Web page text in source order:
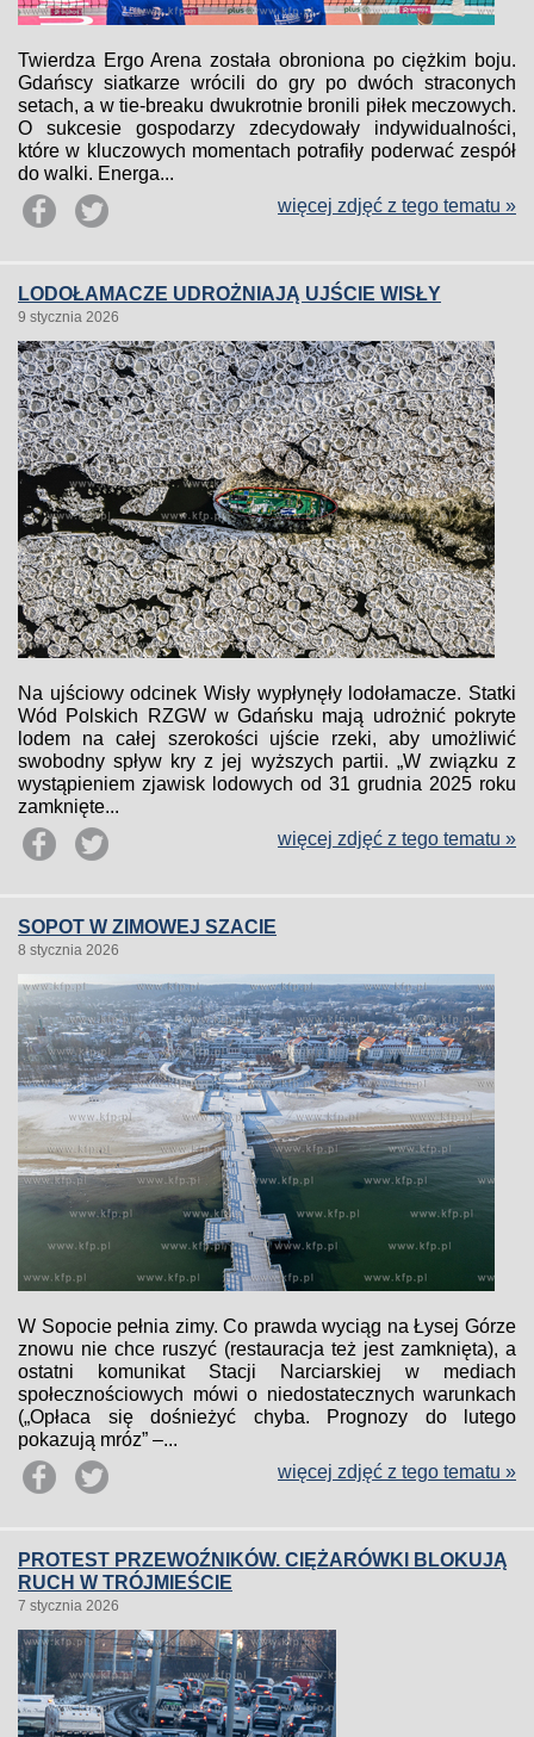
Twierdza Ergo Arena została obroniona po ciężkim boju.
Gdańscy siatkarze wrócili do gry po dwóch straconych
setach, a w tie-breaku dwukrotnie bronili piłek meczowych.
O sukcesie gospodarzy zdecydowały indywidualności,
które w kluczowych momentach potrafiły poderwać zespół
do walki. Energa...
więcej zdjęć z tego tematu »
LODOŁAMACZE UDROŻNIAJĄ UJŚCIE WISŁY
9 stycznia 2026
Na ujściowy odcinek Wisły wypłynęły lodołamacze. Statki
Wód Polskich RZGW w Gdańsku mają udrożnić pokryte
lodem na całej szerokości ujście rzeki, aby umożliwić
swobodny spływ kry z jej wyższych partii. „W związku z
wystąpieniem zjawisk lodowych od 31 grudnia 2025 roku
zamknięte...
więcej zdjęć z tego tematu »
SOPOT W ZIMOWEJ SZACIE
8 stycznia 2026
W Sopocie pełnia zimy. Co prawda wyciąg na Łysej Górze
znowu nie chce ruszyć (restauracja też jest zamknięta), a
ostatni komunikat Stacji Narciarskiej w mediach
społecznościowych mówi o niedostatecznych warunkach
(„Opłaca się dośnieżyć chyba. Prognozy do lutego
pokazują mróz” –...
więcej zdjęć z tego tematu »
PROTEST PRZEWOŹNIKÓW. CIĘŻARÓWKI BLOKUJĄ
RUCH W TRÓJMIEŚCIE
7 stycznia 2026